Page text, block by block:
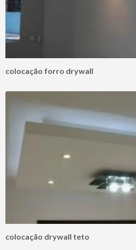
colocação forro drywall
colocação drywall teto